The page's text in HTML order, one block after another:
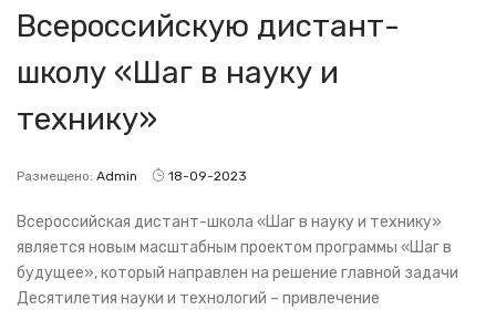
Всероссийскую дистант-
школу «Шаг в науку и
технику»
Размещено: Admin 18-09-2023
Всероссийская дистант-школа «Шаг в науку и технику»
является новым масштабным проектом программы «Шаг в
будущее», который направлен на решение главной задачи
Десятилетия науки и технологий – привлечение